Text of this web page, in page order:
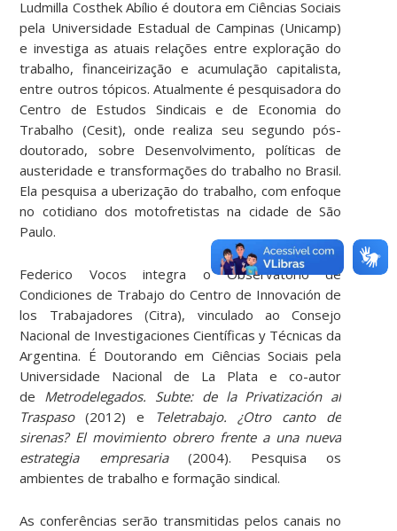
Ludmilla Costhek Abílio é doutora em Ciências Sociais
pela Universidade Estadual de Campinas (Unicamp)
e investiga as atuais relações entre exploração do
trabalho, financeirização e acumulação capitalista,
entre outros tópicos. Atualmente é pesquisadora do
Centro de Estudos Sindicais e de Economia do
Trabalho (Cesit), onde realiza seu segundo pós-
doutorado, sobre Desenvolvimento, políticas de
austeridade e transformações do trabalho no Brasil.
Ela pesquisa a uberização do trabalho, com enfoque
no cotidiano dos motofretistas na cidade de São
Paulo.
Federico Vocos integra o Observatorio de
Condiciones de Trabajo do Centro de Innovación de
los Trabajadores (Citra), vinculado ao Consejo
Nacional de Investigaciones Científicas y Técnicas da
Argentina. É Doutorando em Ciências Sociais pela
Universidade Nacional de La Plata e co-autor
de Metrodelegados. Subte: de la Privatización al
Traspaso(2012) e Teletrabajo. ¿Otro canto de
sirenas? El movimiento obrero frente a una nueva
estrategia empresaria(2004). Pesquisa os
ambientes de trabalho e formação sindical.
As conferências serão transmitidas pelos canais no